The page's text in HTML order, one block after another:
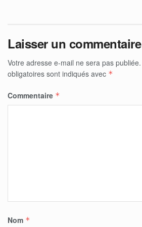
Laisser un commentaire
Votre adresse e-mail ne sera pas publiée.
obligatoires sont indiqués avec *
Commentaire *
Nom *